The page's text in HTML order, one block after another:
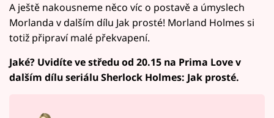
A ještě nakousneme něco víc o postavě a úmyslech
Morlanda v dalším dílu Jak prosté! Morland Holmes si
totiž připraví malé překvapení.
Jaké? Uvidíte ve středu od 20.15 na Prima Love v
dalším dílu seriálu Sherlock Holmes: Jak prosté.